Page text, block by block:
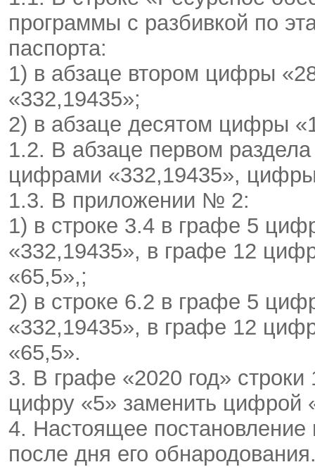
программы с разбивкой по
паспорта:
1) в абзаце втором цифры
«332,19435»;
2) в абзаце десятом цифры
1.2. В абзаце первом
цифрами «332,19435»,
1.3. В приложении № 2:
1) в строке 3.4 в графе 5
«332,19435», в графе 12
«65,5»,;
2) в строке 6.2 в графе 5
«332,19435», в графе 12
«65,5».
3. В графе «2020 год»
цифру «5» заменить цифрой
4. Настоящее
после дня его